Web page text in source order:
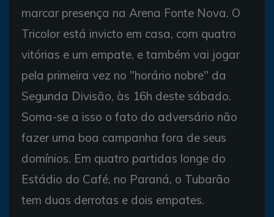
marcar presença na Arena Fonte Nova. O
Tricolor está invicto em casa, com quatro
vitórias e um empate, e também vai jogar
pela primeira vez no "horário nobre" da
Segunda Divisão, às 16h deste sábado.
Soma-se a isso o fato do adversário não
fazer uma boa campanha fora de seus
domínios. Em quatro partidas longe do
Estádio do Café, no Paraná, o Tubarão
tem duas derrotas e dois empates.